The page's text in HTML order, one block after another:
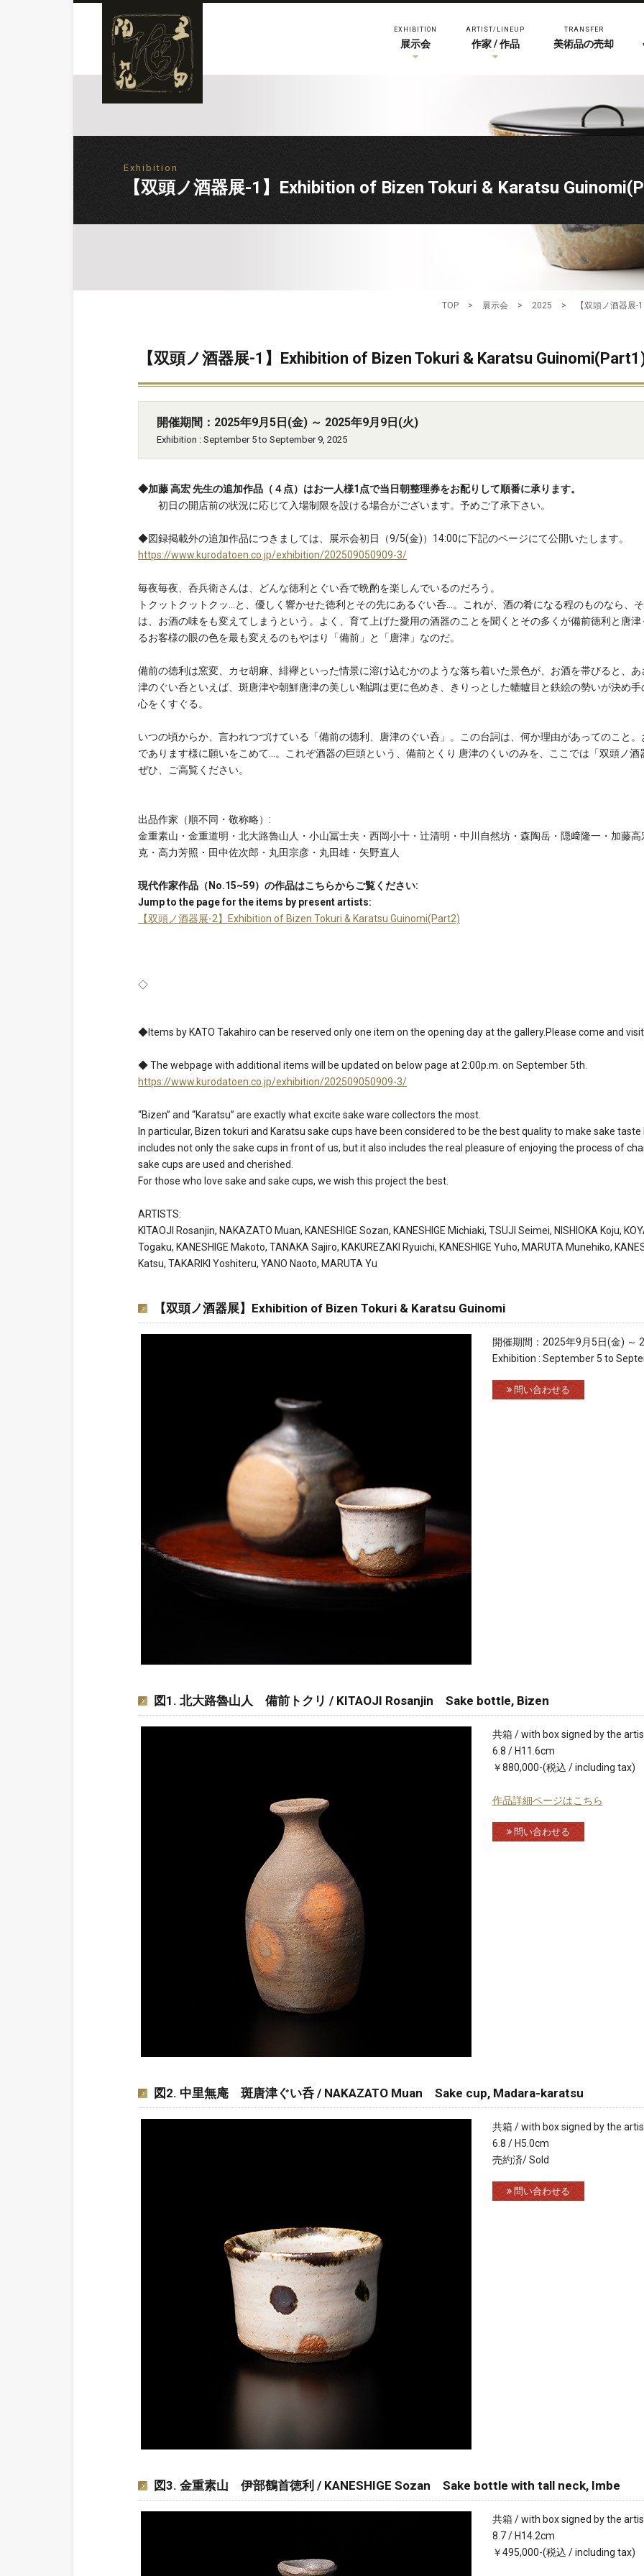
EXHIBITION
展示会
ARTIST/LINEUP
作家 / 作品
TRANSFER
美術品の売却
Exhibition
【双頭ノ酒器展-1】Exhibition of Bizen Tokuri & Karatsu
TOP > 展示会 > 2025 > 【双頭ノ酒器展
【双頭ノ酒器展-1】Exhibition of Bizen Tokuri & Karatsu
開催期間：2025年9月5日(金) ～ 2025年9月9日(火)
Exhibition : September 5 to September 9, 2025
◆加藤 高宏 先生の追加作品（４点）はお一人様1点で当日朝整理券をお配りして順番に承ります。
初日の開店前の状況に応じて入場制限を設ける場合がございます。予めご了承下さい。
◆図録掲載外の追加作品につきましては、展示会初日（9/5(金)）14:00に下記のページにて公開いたします。
https://www.kurodatoen.co.jp/exhibition/202509050909-3/
毎夜毎夜、呑兵衛さんは、どんな徳利とぐい呑で晩酌を楽しんでいるのだろう。
トクットクットクッ…と、優しく響かせた徳利とその先にあるぐい呑…。これが、酒の肴になる程のものなら、
は、お酒の味をも変えてしまうという。よく、育て上げた愛用の酒器のことを聞くとその多くが備前徳利と唐
るお客様の眼の色を最も変えるのもやはり「備前」と「唐津」なのだ。
備前の徳利は窯変、カセ胡麻、緋襷といった情景に溶け込むかのような落ち着いた景色が、お酒を帯びると、
津のぐい呑といえば、斑唐津や朝鮮唐津の美しい釉調は更に色めき、きりっとした轆轤目と鉄絵の勢いが決め
心をくすぐる。
いつの頃からか、言われつづけている「備前の徳利、唐津のぐい呑」。この台詞は、何か理由があってのこと
であります様に願いをこめて…。これぞ酒器の巨頭という、備前とくり 唐津のくいのみを、ここでは「双頭ノ酒
ぜひ、ご高覧ください。
出品作家（順不同・敬称略）:
金重素山・金重道明・北大路魯山人・小山冨士夫・西岡小十・辻清明・中川自然坊・森陶岳・隠﨑隆一・加藤
克・高力芳照・田中佐次郎・丸田宗彦・丸田雄・矢野直人
現代作家作品（No.15~59）の作品はこちらからご覧ください:
Jump to the page for the items by present artists:
【双頭ノ酒器展-2】Exhibition of Bizen Tokuri & Karatsu Guinomi(Part2)
◇
◆Items by KATO Takahiro can be reserved only one item on the opening day at the gallery.Please come and
◆ The webpage with additional items will be updated on below page at 2:00p.m. on September 5th.
https://www.kurodatoen.co.jp/exhibition/202509050909-3/
“Bizen” and “Karatsu” are exactly what excite sake ware collectors the most.
In particular, Bizen tokuri and Karatsu sake cups have been considered to be the best quality to make sake
includes not only the sake cups in front of us, but it also includes the real pleasure of enjoying the process of
sake cups are used and cherished.
For those who love sake and sake cups, we wish this project the best.
ARTISTS:
KITAOJI Rosanjin, NAKAZATO Muan, KANESHIGE Sozan, KANESHIGE Michiaki, TSUJI Seimei, NISHIOKA Koju,
Togaku, KANESHIGE Makoto, TANAKA Sajiro, KAKUREZAKI Ryuichi, KANESHIGE Yuho, MARUTA Munehiko,
Katsu, TAKARIKI Yoshiteru, YANO Naoto, MARUTA Yu
【双頭ノ酒器展】Exhibition of Bizen Tokuri & Karatsu Guinomi
開催期間：2025年9月5日(金) ～
Exhibition : September 5 to
問い合わせる
図1. 北大路魯山人 備前トクリ / KITAOJI Rosanjin Sake bottle, Bizen
共箱 / with box signed by the
6.8 / H11.6cm
￥880,000-(税込 / including tax)
作品詳細ページはこちら
問い合わせる
図2. 中里無庵 斑唐津ぐい呑 / NAKAZATO Muan Sake cup, Madara-karatsu
共箱 / with box signed by the
6.8 / H5.0cm
売約済/ Sold
問い合わせる
図3. 金重素山 伊部鶴首徳利 / KANESHIGE Sozan Sake bottle with tall neck, Imbe
共箱 / with box signed by the
8.7 / H14.2cm
￥495,000-(税込 / including tax)